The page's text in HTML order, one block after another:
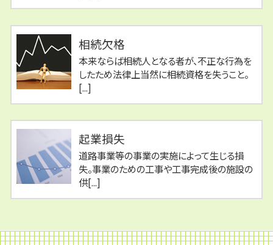
相続欠格
本来ならば相続人となる者が、不正な行為を
したため法律上当然に相続資格を失うこと。
[...]
起業損失
道路事業等の事業の実施によって生じる損
失。事業のための工事や工事完成後の施設の
供[...]